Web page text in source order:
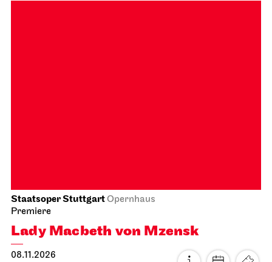
Staatsoper StuttgartOpernhaus
Premiere
Lady Macbeth von Mzensk
08.11.2026